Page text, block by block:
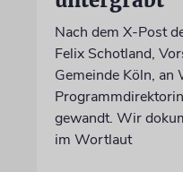
Nach dem X-Post
Felix Schotland,
Gemeinde Köln, an
gewandt. Wir
im Wortlaut